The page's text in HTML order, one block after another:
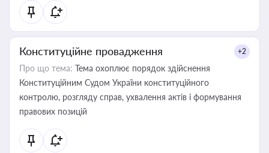
Конституційне провадження +2
Про що тема: Тема охоплює порядок здійснення
Конституційним Судом України конституційного
контролю, розгляду справ, ухвалення актів і формування
правових позицій